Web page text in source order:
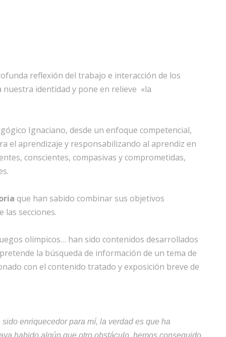
reflexión del trabajo e interacción de los
nuestra identidad y pone en relieve «la
Ignaciano, desde un enfoque competencial,
el aprendizaje y responsabilizando al aprendiz en
conscientes, compasivas y comprometidas,
que han sabido combinar sus objetivos
las secciones.
olímpicos… han sido contenidos desarrollados
la búsqueda de información de un tema de
con el contenido tratado y exposición breve de
enriquecedor para mí, la verdad es que ha
habido algún que otro obstáculo, hemos conseguido